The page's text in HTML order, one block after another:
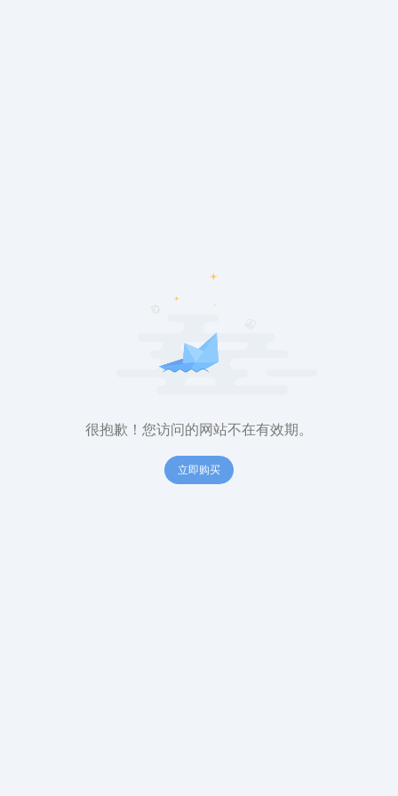
很抱歉！您访问的网站不在有效期。
立即购买